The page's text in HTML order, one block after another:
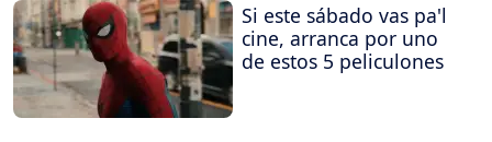
Si este sábado vas pa'l
cine, arranca por uno
de estos 5 peliculones